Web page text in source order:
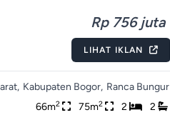
Rp 756 juta
LIHAT IKLAN
Kabupaten Bogor, Ranca Bungur
66m2 75m2 2 2